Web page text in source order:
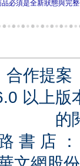
必須是全新狀態與完
合作提案
以上
的
書 店